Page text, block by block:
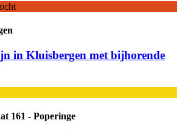
in Kluisbergen met bijhorende
161 - Poperinge